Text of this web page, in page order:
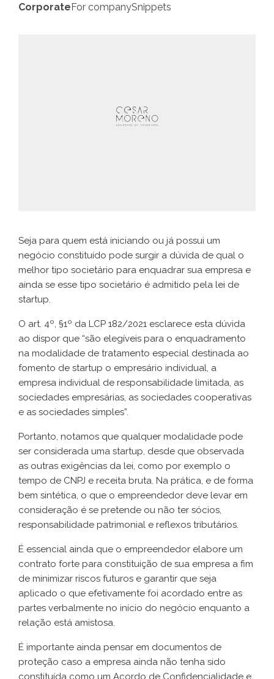
CorporateFor companySnippets
Seja para quem está iniciando ou já possui um
negócio constituído pode surgir a dúvida de qual o
melhor tipo societário para enquadrar sua empresa e
ainda se esse tipo societário é admitido pela lei de
startup.
O art. 4º, §1º da LCP 182/2021 esclarece esta dúvida
ao dispor que “são elegíveis para o enquadramento
na modalidade de tratamento especial destinada ao
fomento de startup o empresário individual, a
empresa individual de responsabilidade limitada, as
sociedades empresárias, as sociedades cooperativas
e as sociedades simples”.
Portanto, notamos que qualquer modalidade pode
ser considerada uma startup, desde que observada
as outras exigências da lei, como por exemplo o
tempo de CNPJ e receita bruta. Na prática, e de forma
bem sintética, o que o empreendedor deve levar em
consideração é se pretende ou não ter sócios,
responsabilidade patrimonial e reflexos tributários.
É essencial ainda que o empreendedor elabore um
contrato forte para constituição de sua empresa a fim
de minimizar riscos futuros e garantir que seja
aplicado o que efetivamente foi acordado entre as
partes verbalmente no início do negócio enquanto a
relação está amistosa.
É importante ainda pensar em documentos de
proteção caso a empresa ainda não tenha sido
constituída como um Acordo de Confidencialidade e